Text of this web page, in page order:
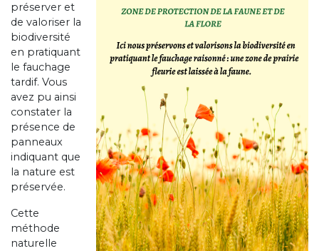
préserver et
de valoriser la
biodiversité
en pratiquant
le fauchage
tardif. Vous
avez pu ainsi
constater la
présence de
panneaux
indiquant que
la nature est
préservée.
Cette
méthode
naturelle